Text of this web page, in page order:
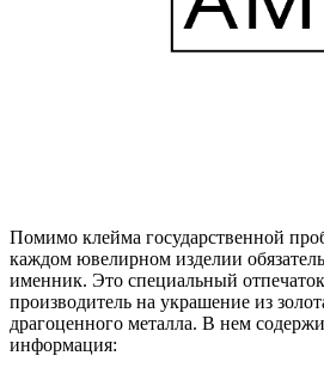
Помимо клейма государственной
каждом ювелирном изделии
именник. Это специальный
производитель на украшение из
драгоценного металла. В нем
информация: